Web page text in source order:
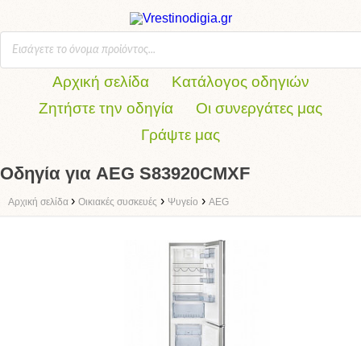
Αρχική σελίδα
Κατάλογος οδηγιών
Ζητήστε την οδηγία
Οι συνεργάτες μας
Γράψτε μας
Οδηγία για AEG S83920CMXF
Αρχική σελίδα › Οικιακές συσκευές › Ψυγείο › AEG